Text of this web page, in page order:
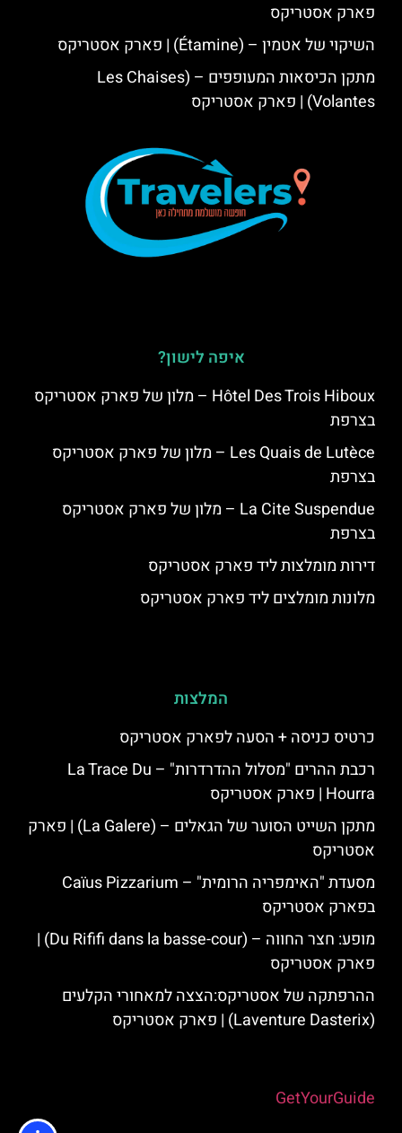
פארק אסטריקס
השיקוי של אטמין – (Étamine) | פארק אסטריקס
מתקן הכיסאות המעופפים – (Les Chaises
Volantes) | פארק אסטריקס
איפה לישון?
Hôtel Des Trois Hiboux – מלון של פארק אסטריקס
בצרפת
Les Quais de Lutèce – מלון של פארק אסטריקס
בצרפת
La Cite Suspendue – מלון של פארק אסטריקס
בצרפת
דירות מומלצות ליד פארק אסטריקס
מלונות מומלצים ליד פארק אסטריקס
המלצות
כרטיס כניסה + הסעה לפארק אסטריקס
רכבת ההרים "מסלול ההדרדרות" – La Trace Du
Hourra | פארק אסטריקס
מתקן השייט הסוער של הגאלים – (La Galere) | פארק
אסטריקס
מסעדת "האימפריה הרומית" – Caïus Pizzarium
בפארק אסטריקס
מופע: חצר החווה – (Du Rififi dans la basse-cour) |
פארק אסטריקס
ההרפתקה של אסטריקס:הצצה למאחורי הקלעים
(Laventure Dasterix) | פארק אסטריקס
GetYourGuide